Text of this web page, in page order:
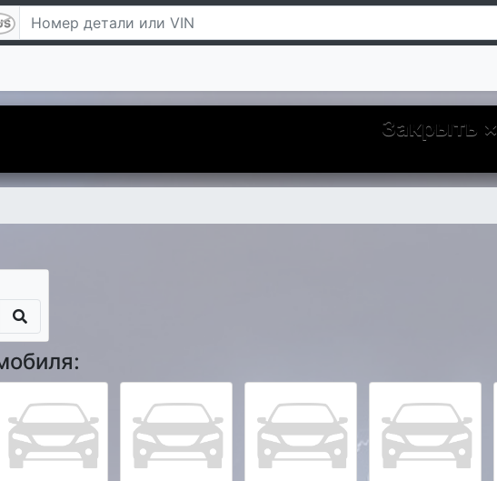
Закрыть ×
понравится. А чтобы наше знакомство было более приятным